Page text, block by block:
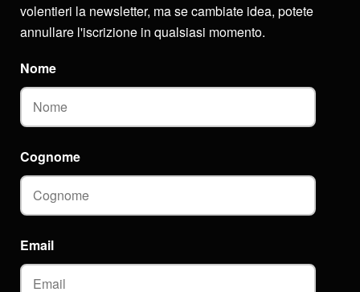
volentieri la newsletter, ma se cambiate idea, potete
annullare l'iscrizione in qualsiasi momento.
Email
Nome
Cognome